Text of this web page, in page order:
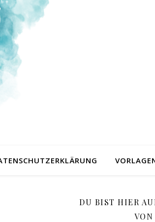
DU BIST HIER
VON